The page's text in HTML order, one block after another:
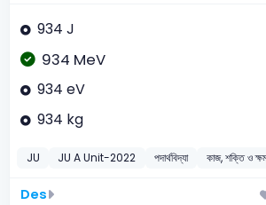
934 J
934 MeV
934 eV
934 kg
JU JU A Unit-2022 পদার্থবিদ্যা কাজ, শক্তি ও
Des